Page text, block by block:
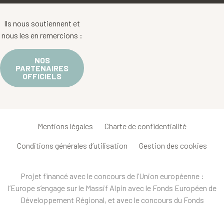
Ils nous soutiennent et
nous les en remercions :
NOS
PARTENAIRES
OFFICIELS
Mentions légales Charte de confidentialité
Conditions générales d’utilisation Gestion des cookies
Projet financé avec le concours de l’Union européenne :
l’Europe s’engage sur le Massif Alpin avec le Fonds Européen de
Développement Régional, et avec le concours du Fonds